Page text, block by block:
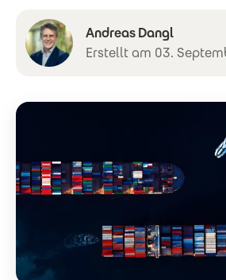
Andreas Dangl
Erstellt am 03.